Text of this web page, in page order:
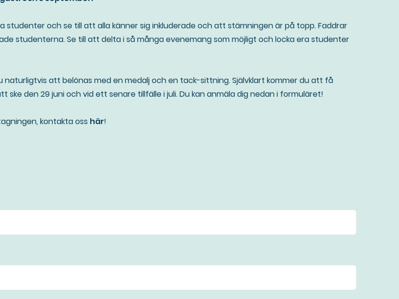
och se till att alla känner sig inkluderade och att stämningen är på topp. Faddrar
studenterna. Se till att delta i så många evenemang som möjligt och locka era studenter
att belönas med en medalj och en tack-sittning. Självklart kommer du att få
den 29 juni och vid ett senare tillfälle i juli. Du kan anmäla dig nedan i formuläret!
kontakta oss här!